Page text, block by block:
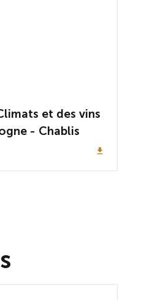
et des vins
- Chablis
file_download